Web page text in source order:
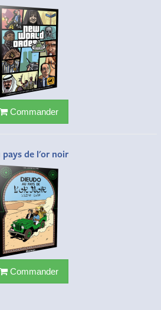
Commander
pays de l'or noir
Commander